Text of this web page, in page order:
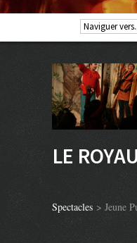
LE
Spectacles > Jeune